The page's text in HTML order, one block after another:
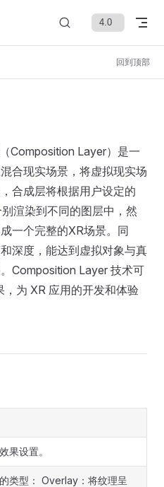
回到顶部
Composition Layer）是一
合现实场景，将虚拟现实场
合成层将根据用户设定的
渲染到不同的图层中，然
一个完整的XR场景。同
深度，能达到虚拟对象与真
Composition Layer 技术可
为 XR 应用的开发和体验
果设置。
类型： Overlay：将纹理呈